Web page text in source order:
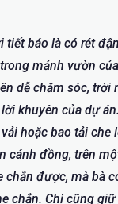
tiết báo là có rét
mảnh vườn
dễ chăm sóc, trời
khuyên của dự
hoặc bao tải che
cánh đồng, trên
chắn được, mà bà
chắn. Chị cũng